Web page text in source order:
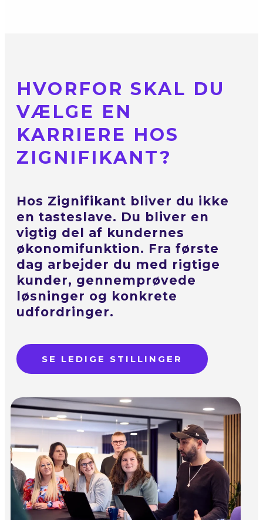
HVORFOR SKAL DU
VÆLGE EN
KARRIERE HOS
ZIGNIFIKANT?
Hos Zignifikant bliver du ikke
en tasteslave. Du bliver en
vigtig del af kundernes
økonomifunktion. Fra første
dag arbejder du med rigtige
kunder, gennemprøvede
løsninger og konkrete
udfordringer.
SE LEDIGE STILLINGER